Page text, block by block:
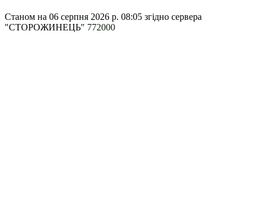
Станом на 06 серпня 2026 р. 08:05 згідно сервера
"СТОРОЖИНЕЦЬ" 772000